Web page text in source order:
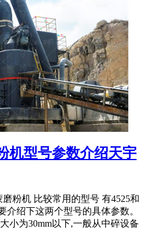
机型号参数介绍天宇
粉机 比较常用的型号 有4525和
介绍下这两个型号的具体参数。
小为30mm以下,一般从中碎设备